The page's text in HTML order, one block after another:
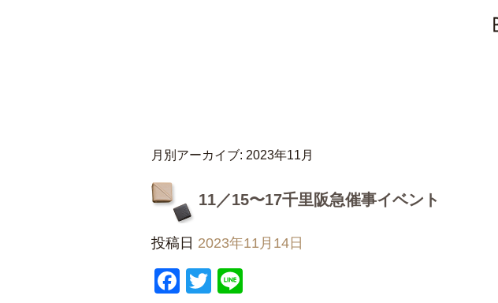
月別アーカイブ: 2023年11月
11／15〜17千里阪急催事イベント
投稿日 2023年11月14日
Facebook
Twitter